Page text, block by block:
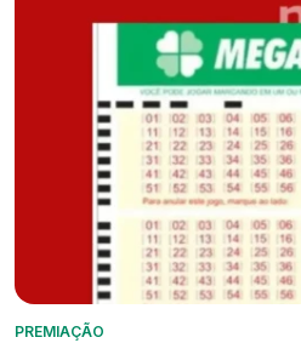
PREMIAÇÃO